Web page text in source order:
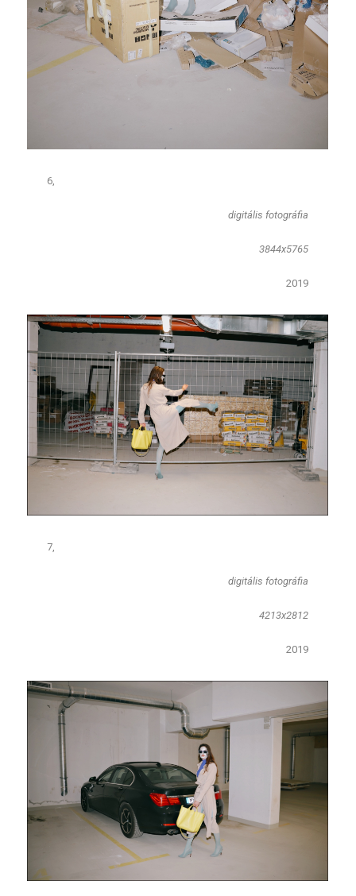
6,​
​digitális fotográfia
3844x5765
2019​
​7,
​digitális fotográfia
4213x2812
2019​